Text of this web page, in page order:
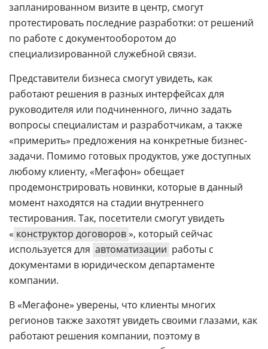
запланированном визите в центр, смогут
протестировать последние разработки: от решений
по работе с документооборотом до
специализированной служебной связи.
Представители бизнеса смогут увидеть, как
работают решения в разных интерфейсах для
руководителя или подчиненного, лично задать
вопросы специалистам и разработчикам, а также
«примерить» предложения на конкретные бизнес-
задачи. Помимо готовых продуктов, уже доступных
любому клиенту, «Мегафон» обещает
продемонстрировать новинки, которые в данный
момент находятся на стадии внутреннего
тестирования. Так, посетители смогут увидеть
« конструктор договоров», который сейчас
используется для автоматизации работы с
документами в юридическом департаменте
компании.
В «Мегафоне» уверены, что клиенты многих
регионов также захотят увидеть своими глазами, как
работают решения компании, поэтому в